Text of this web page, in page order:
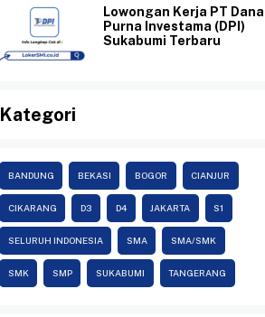
Lowongan Kerja PT Dana
Purna Investama (DPI)
Sukabumi Terbaru
Kategori
BANDUNG BEKASI BOGOR CIANJUR
CIKARANG D3 D4 JAKARTA S1
SELURUH INDONESIA SMA SMA/SMK
SMK SMP SUKABUMI TANGERANG